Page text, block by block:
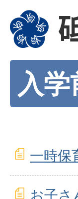
入学
一時保
お子さ